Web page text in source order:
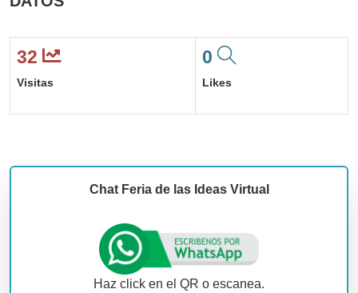
32
Visitas
0
Likes
Chat Feria de las Ideas Virtual
Haz click en el QR o escanea.